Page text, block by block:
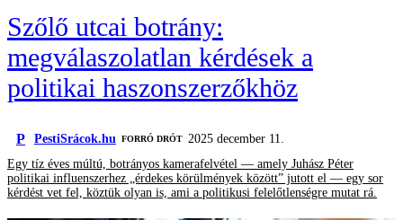
Szőlő utcai botrány:
megválaszolatlan kérdések a
politikai haszonszerzőkhöz
P PestiSrácok.hu FORRÓ DRÓT
2025 december 11.
Egy tíz éves múltú, botrányos kamerafelvétel — amely Juhász Péter
politikai influenszerhez „érdekes körülmények között” jutott el — egy sor
kérdést vet fel, köztük olyan is, ami a politikusi felelőtlenségre mutat rá.